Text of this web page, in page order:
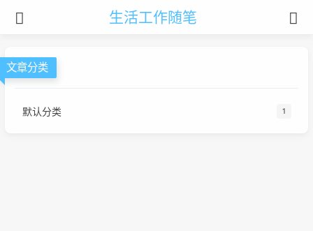
生活工作随笔
文章分类
默认分类 1